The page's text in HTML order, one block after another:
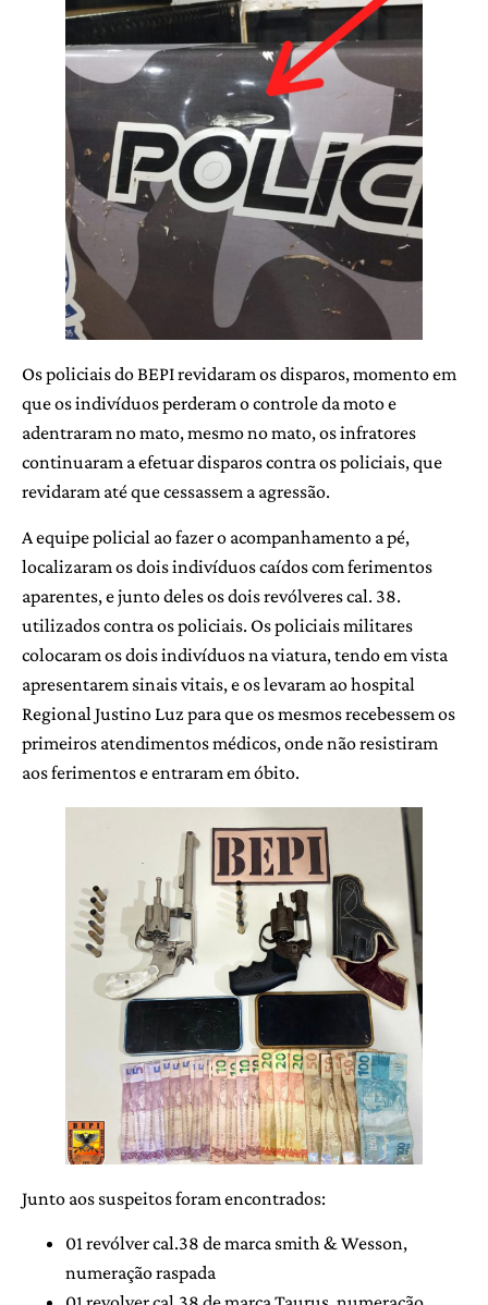
Os policiais do BEPI revidaram os disparos, momento em
que os indivíduos perderam o controle da moto e
adentraram no mato, mesmo no mato, os infratores
continuaram a efetuar disparos contra os policiais, que
revidaram até que cessassem a agressão.
A equipe policial ao fazer o acompanhamento a pé,
localizaram os dois indivíduos caídos com ferimentos
aparentes, e junto deles os dois revólveres cal. 38.
utilizados contra os policiais. Os policiais militares
colocaram os dois indivíduos na viatura, tendo em vista
apresentarem sinais vitais, e os levaram ao hospital
Regional Justino Luz para que os mesmos recebessem os
primeiros atendimentos médicos, onde não resistiram
aos ferimentos e entraram em óbito.
Junto aos suspeitos foram encontrados:
01 revólver cal.38 de marca smith & Wesson,
numeração raspada